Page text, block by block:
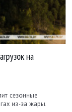
на
сезонные
из-за жары.